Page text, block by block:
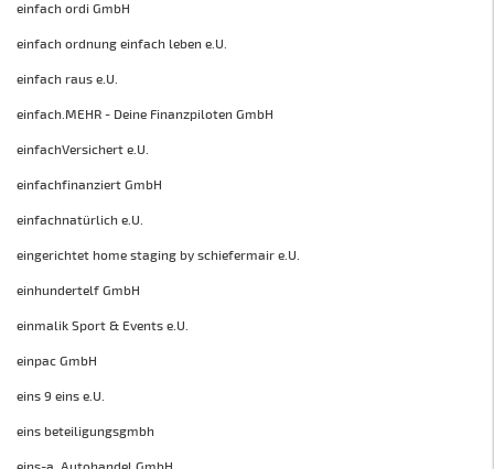
einfach ordi GmbH
einfach ordnung einfach leben e.U.
einfach raus e.U.
einfach.MEHR - Deine Finanzpiloten GmbH
einfachVersichert e.U.
einfachfinanziert GmbH
einfachnatürlich e.U.
eingerichtet home staging by schiefermair e.U.
einhundertelf GmbH
einmalik Sport & Events e.U.
einpac GmbH
eins 9 eins e.U.
eins beteiligungsgmbh
eins-a. Autohandel GmbH